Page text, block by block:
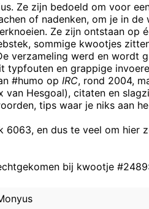
bee beedeep bee bee dee beep
Ik heb het gevoel alsof ik schuim
een koekje voor het bloeden geven
Ik weet alleen dat ik weinig weet.
1 kogel in de hand dan 10 in de rug
I like to stand naked on the moon
Not saying he will be as big
talented in a sea of autotune hacks.
"Nee, die is met Derrick May"
Ze zijn bedoeld om voor
of nadenken, om je in de
Ze zijn ontstaan op
sommige kwootjes
verzameling werd en wordt
typfouten en grappige
#humo op IRC, rond 2004,
van Hesgoal), citaten en
tips waar je niks aan
6063, en dus te veel om hier
bij kwootje